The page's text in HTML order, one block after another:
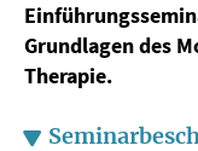
Grundlagen des
Therapie.